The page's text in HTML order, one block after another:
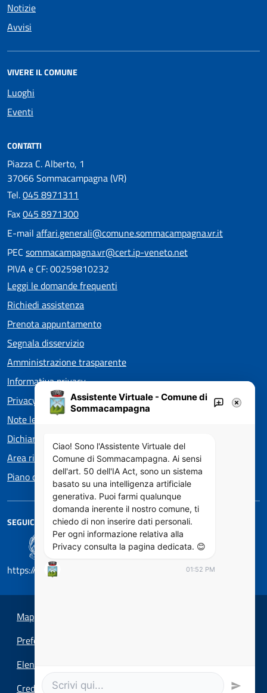
Notizie
Avvisi
VIVERE IL COMUNE
Luoghi
Eventi
CONTATTI
Piazza C. Alberto, 1
37066 Sommacampagna (VR)
Tel.045 8971311
Fax045 8971300
E-mail affari.generali@comune.sommacampagna.vr.it
PEC sommacampagna.vr@cert.ip-veneto.net
PIVA e CF: 00259810232
Leggi le domande frequenti
Richiedi assistenza
Prenota appuntamento
Segnala disservizio
Amministrazione trasparente
Informativa privacy
Privacy policy EOS
Note legali
Dichiarazione di accessibilità
Area riservata
Piano di Miglioramento dei servizi
SEGUICI SU
https://designers.italia.it/
Mappa del sito
Preferenze cookie
Elenco Siti Tematici
Credits
Assistente Virtuale - Comune di
Sommacampagna
Ciao! Sono l'Assistente Virtuale del
Comune di Sommacampagna. Ai sensi
dell'art. 50 dell'IA Act, sono un sistema
basato su una intelligenza artificiale
generativa. Puoi farmi qualunque
domanda inerente il nostro comune, ti
chiedo di non inserire dati personali.
Per ogni informazione relativa alla
Privacy consulta la pagina dedicata. 😊
01:52 PM